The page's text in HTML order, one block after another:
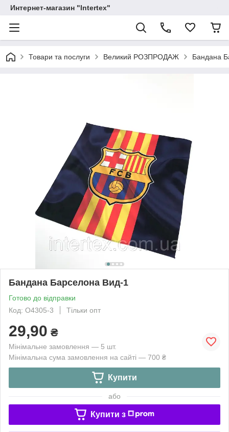
Интернет-магазин "Intertex"
Товари та послуги Великий РОЗПРОДАЖ Бандана
Бандана Барселона Вид-1
Готово до відправки
Код: О4305-3
Тільки опт
29,90 ₴
Мінімальне замовлення — 5 шт.
Мінімальна сума замовлення на сайті — 700 ₴
Купити
або
Купити з